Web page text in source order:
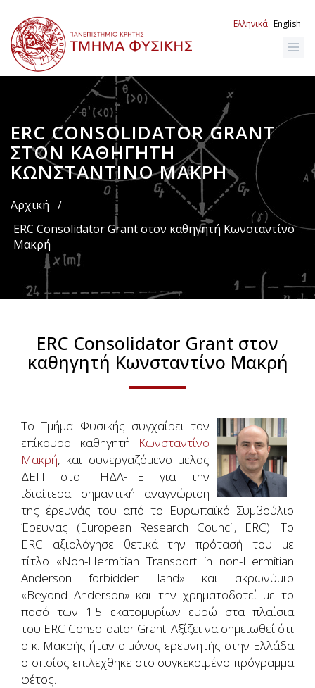
προς
το
κυρίως
περιεχόμενο
Ελληνικά English
ERC CONSOLIDATOR GRANT
ΣΤΟΝ ΚΑΘΗΓΗΤΉ
ΚΩΝΣΤΑΝΤΊΝΟ ΜΑΚΡΉ
Breadcrumb
Αρχική /
ERC Consolidator Grant στον καθηγητή Κωνσταντίνο
Μακρή
ERC Consolidator Grant στον
καθηγητή Κωνσταντίνο Μακρή
Το Τμήμα Φυσικής συγχαίρει τον
επίκουρο καθηγητή Κωνσταντίνο
Μακρή, και συνεργαζόμενο μελος
ΔΕΠ στο ΙΗΔΛ-ΙΤΕ για την
ιδιαίτερα σημαντική αναγνώριση
της έρευνάς του από το Ευρωπαϊκό Συμβούλιο
Έρευνας (European Research Council, ERC). Το
ΕRC αξιολόγησε θετικά την πρότασή του με
τίτλο «Non-Hermitian Transport in non-Hermitian
Anderson forbidden land» και ακρωνύμιο
«Beyond Anderson» και την χρηματοδοτεί με το
ποσό των 1.5 εκατομυρίων ευρώ στα πλαίσια
του ERC Consolidator Grant. Αξίζει να σημειωθεί ότι
ο κ. Μακρής ήταν ο μόνος ερευνητής στην Ελλάδα
ο οποίος επιλεχθηκε στο συγκεκριμένο πρόγραμμα
φέτος.